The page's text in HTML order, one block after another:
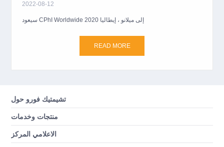
2022-08-12
سيعود CPhI Worldwide 2020 إلى ميلانو ، إيطاليا
READ MORE
تشيمتيك فورو حول
منتجات وخدمات
الاعلامي المركز